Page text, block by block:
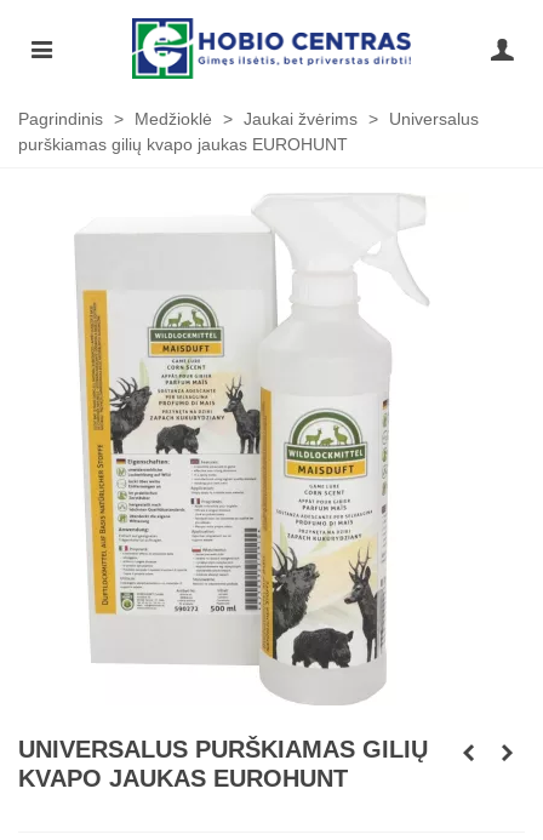
Pagrindinis > Medžioklė > Jaukai žvėrims >
Universalus
purškiamas gilių kvapo jaukas EUROHUNT
UNIVERSALUS PURŠKIAMAS GILIŲ
KVAPO JAUKAS EUROHUNT